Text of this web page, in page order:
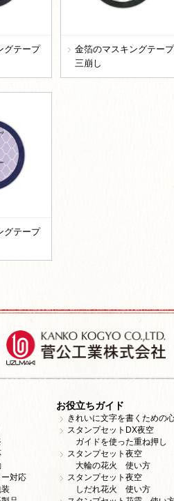
グテープ
金箔のマスキングテープ
三崩し
グテープ
対応
お役立ちガイド
きれいに文字を書くための
スタンプセットDX夜空
ガイドを使った重ね押し
スタンプセット夜空
大輪の花火 使い方
スタンプセット夜空
しだれ花火 使い方